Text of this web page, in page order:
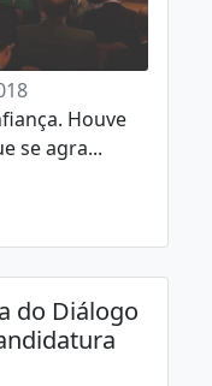
Houve
se agra...
do Diálogo